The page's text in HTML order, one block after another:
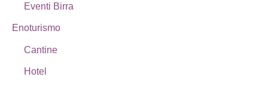
Eventi Birra
Enoturismo
Cantine
Hotel